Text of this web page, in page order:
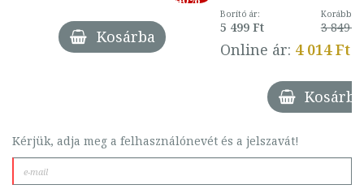
Kosárba
Borító ár:
5 499 Ft
Korábbi
3 849 Ft
Online ár: 4 014 Ft
Kosárba
Kérjük, adja meg a felhasználónevét és a jelszavát!